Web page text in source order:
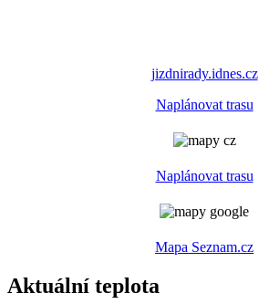
jizdnirady.idnes.cz
Naplánovat trasu
Naplánovat trasu
Mapa Seznam.cz
Aktuální teplota